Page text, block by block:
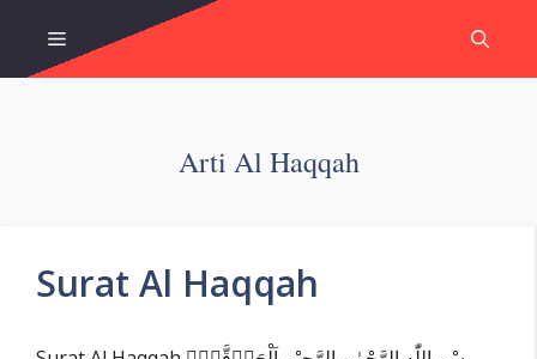
content
Menu
Arti Al Haqqah
Surat Al Haqqah